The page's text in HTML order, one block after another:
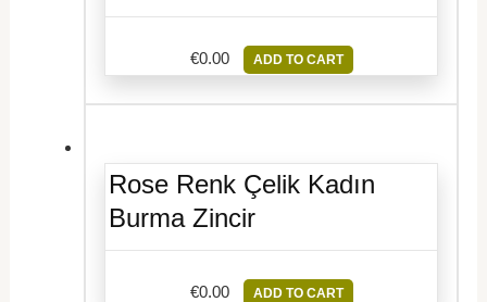
€0.00 ADD TO CART
Rose Renk Çelik Kadın
Burma Zincir
€0.00 ADD TO CART